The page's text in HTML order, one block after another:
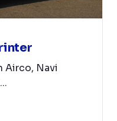
Airco, Navi